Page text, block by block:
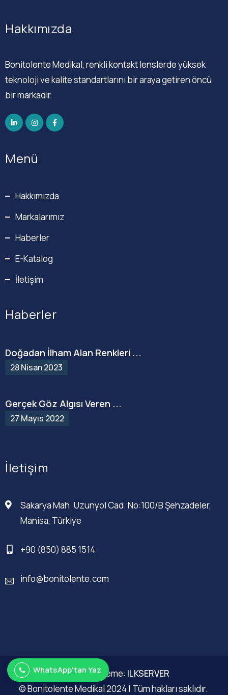
Hakkımızda
Bonitolente Medikal, renkli kontakt lenslerde yüksek
teknoloji ve kalite standartlarını bir araya getiren öncü
bir markadır.
Menü
Hakkımızda
Markalarımız
Haberler
E-Katalog
İletişim
Haberler
Doğadan İlham Alan Renkleri ...
28 Nisan 2023
Gerçek Göz Algısı Veren ...
27 Mayıs 2022
İletişim
Sakarya Mah. Uzunyol Cad. No:100/B Şehzadeler,
Manisa, Türkiye
+90 (850) 885 1514
info@bonitolente.com
Web Düzenleme: ILKSERVER
© Bonitolente Medikal 2024 | Tüm hakları saklıdır.
WhatsApp'tan Yaz